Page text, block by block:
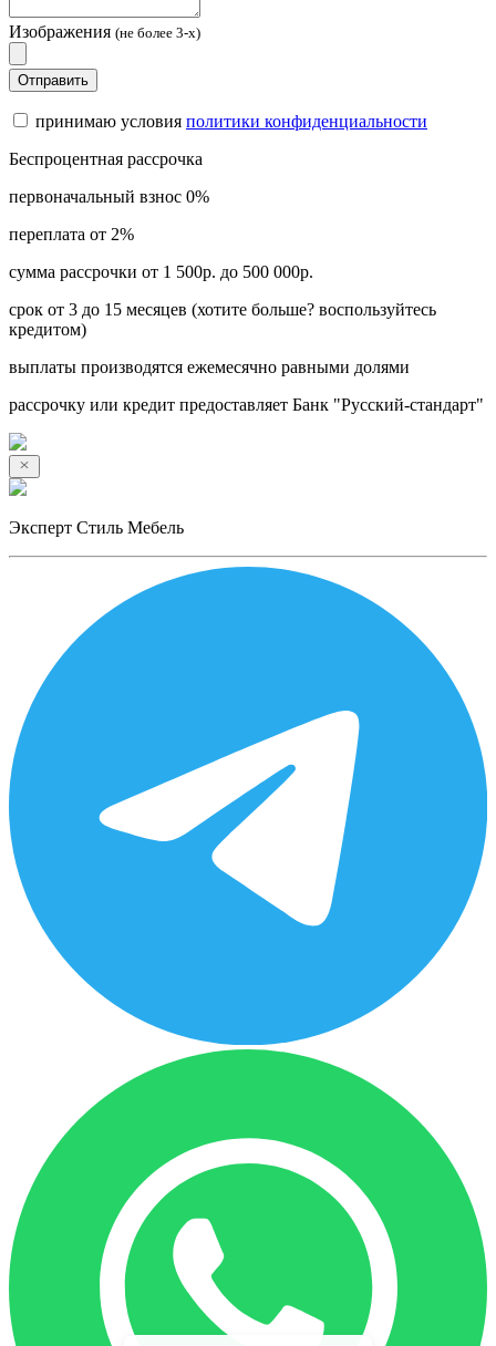
Изображения (не более 3-х)
Отправить
принимаю условия политики конфиденциальности
Беспроцентная рассрочка
первоначальный взнос 0%
переплата от 2%
сумма рассрочки от 1 500р. до 500 000р.
срок от 3 до 15 месяцев (хотите больше? воспользуйтесь
кредитом)
выплаты производятся ежемесячно равными долями
рассрочку или кредит предоставляет Банк "Русский-стандарт"
Эксперт Стиль Мебель